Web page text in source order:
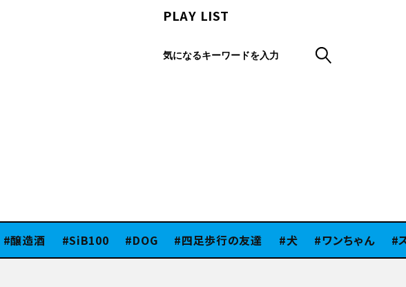
PLAY LIST
醸造酒 SiB100 DOG 四足歩行の友達 犬 ワンちゃん ス